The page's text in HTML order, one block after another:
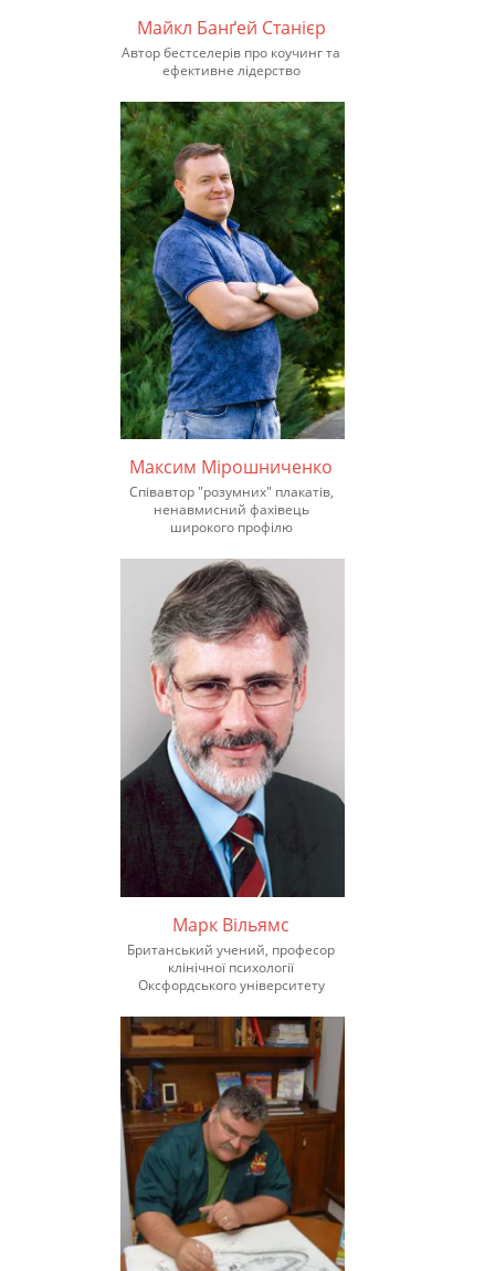
Майкл Банґей Станієр
Автор бестселерів про коучинг та
ефективне лідерство
Максим Мірошниченко
Співавтор "розумних" плакатів,
ненавмисний фахівець
широкого профілю
Марк Вільямс
Британський учений, професор
клінічної психології
Оксфордського університету